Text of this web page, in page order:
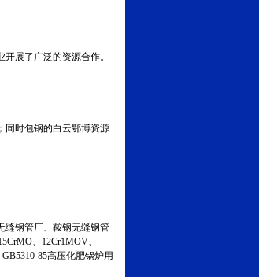
展了广泛的资源合作。
时包钢的白云鄂博资源
钢管厂、鞍钢无缝钢管
、12Cr1MOV、
85高压化肥锅炉用